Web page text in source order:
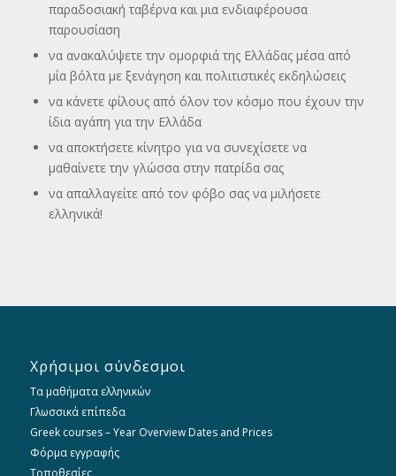
παραδοσιακή ταβέρνα και μια ενδιαφέρουσα
παρουσίαση
να ανακαλύψετε την ομορφιά της Ελλάδας μέσα από
μία βόλτα με ξενάγηση και πολιτιστικές εκδηλώσεις
να κάνετε φίλους από όλον τον κόσμο που έχουν την
ίδια αγάπη για την Ελλάδα
να αποκτήσετε κίνητρο για να συνεχίσετε να
μαθαίνετε την γλώσσα στην πατρίδα σας
να απαλλαγείτε από τον φόβο σας να μιλήσετε
ελληνικά!
Χρήσιμοι σύνδεσμοι
Τα μαθήματα ελληνικών
Γλωσσικά επίπεδα
Greek courses – Year Overview Dates and Prices
Φόρμα εγγραφής
Τοποθεσίες